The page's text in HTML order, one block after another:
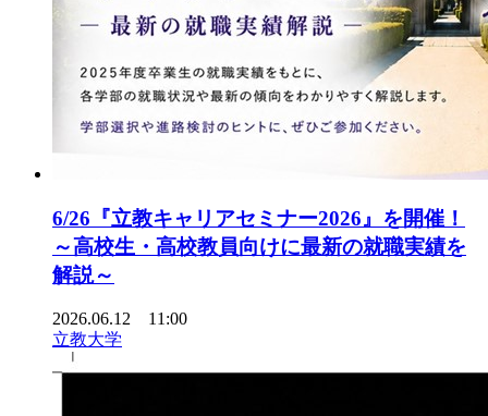
6/26『立教キャリアセミナー2026』を開催！
～高校生・高校教員向けに最新の就職実績を
解説～
2026.06.12 11:00
立教大学